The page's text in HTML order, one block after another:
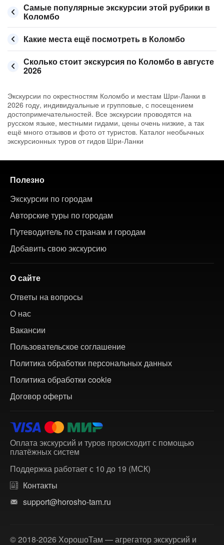
Самые популярные экскурсии этой рубрики в
Коломбо
Какие места ещё посмотреть в Коломбо
Сколько стоит экскурсия по Коломбо в августе
2026
Экскурсии по окрестностям Коломбо и местам Шри-Ланки в
2026 году, индивидуальные и групповые, с посещением
достопримечательностей. Все экскурсии проводятся на
русском языке, местными гидами, цены очень низкие, а так
ещё много отзывов и фото от туристов. Каталог необычных
экскурсионных туров от гидов Шри-Ланки
Полезно
Экскурсии по городам
Авторские туры по городам
Путеводитель по странам и городам
Добавить свою экскурсию
О сайте
Ответы на вопросы
О нас
Вакансии
Пользовательское соглашение
Политика обработки персональных данных
Политика обработки cookie
Договор оферты
Оплата экскурсий и туров происходит с помощью
платёжных систем
Поддержка работает с 10 до 19 (МСК)
Контакты
support@horosho-tam.ru
© 2018-2026 ХорошоТам — агрегатор экскурсий и